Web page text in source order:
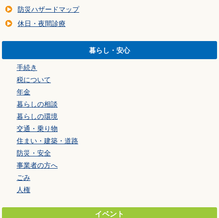
防災ハザードマップ
休日・夜間診療
暮らし・安心
手続き
税について
年金
暮らしの相談
暮らしの環境
交通・乗り物
住まい・建築・道路
防災・安全
事業者の方へ
ごみ
人権
イベント